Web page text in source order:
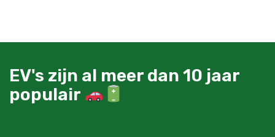
EV's zijn al meer dan 10 jaar
populair